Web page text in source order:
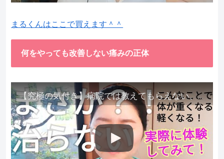
まるくんはここで買えます＾＾
何をやっても改善しない痛みの正体
【究極の気付き】病院では教えてもらえない、その長年悩んできた痛み、症状、どうして治らないのか？痛みの正体、実際に今すぐ試して知ってほしい。